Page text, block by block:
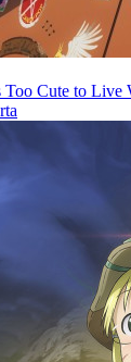
Cute to Live